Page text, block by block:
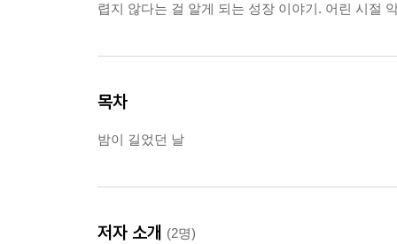
렵지 않다는 걸 알게 되는 성장 이야기. 어린 시절
목차
밤이 길었던 날
저자 소개 (2명)